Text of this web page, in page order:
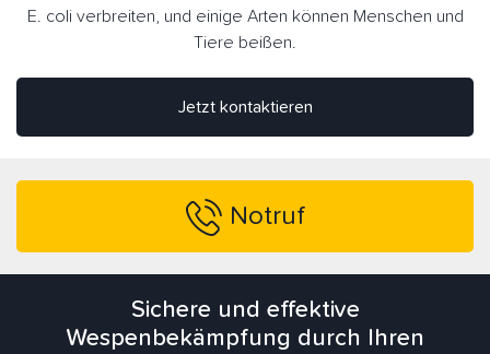
Jetzt kontaktieren
E. coli verbreiten, und einige Arten können Menschen und
Tiere beißen.
Notruf
Sichere und effektive
Wespenbekämpfung durch Ihren